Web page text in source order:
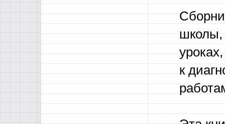
школы,
к